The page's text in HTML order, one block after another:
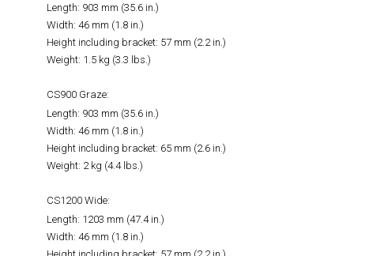
Length: 903 mm (35.6 in.)
Width: 46 mm (1.8 in.)
Height including bracket: 57 mm (2.2 in.)
Weight: 1.5 kg (3.3 lbs.)
CS900 Graze:
Length: 903 mm (35.6 in.)
Width: 46 mm (1.8 in.)
Height including bracket: 65 mm (2.6 in.)
Weight: 2 kg (4.4 lbs.)
CS1200 Wide:
Length: 1203 mm (47.4 in.)
Width: 46 mm (1.8 in.)